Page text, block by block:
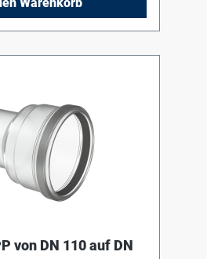
von DN 110 auf DN